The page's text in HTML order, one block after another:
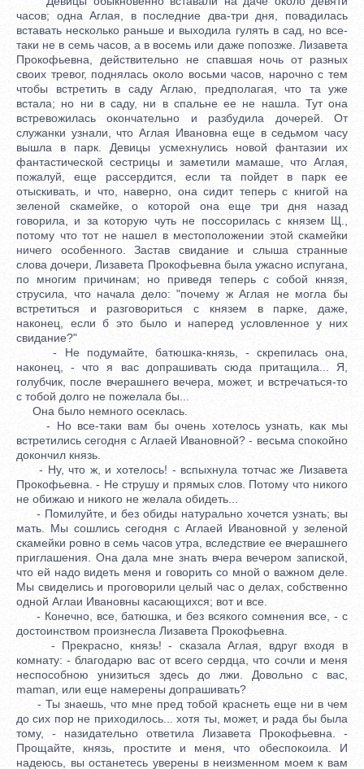
часов; одна Аглая, в последние два-три дня, повадилась
вставать несколько раньше и выходила гулять в сад, но все-
таки не в семь часов, а в восемь или даже попозже. Лизавета
Прокофьевна, действительно не спавшая ночь от разных
своих тревог, поднялась около восьми часов, нарочно с тем
чтобы встретить в саду Аглаю, предполагая, что та уже
встала; но ни в саду, ни в спальне ее не нашла. Тут она
встревожилась окончательно и разбудила дочерей. От
служанки узнали, что Аглая Ивановна еще в седьмом часу
вышла в парк. Девицы усмехнулись новой фантазии их
фантастической сестрицы и заметили мамаше, что Аглая,
пожалуй, еще рассердится, если та пойдет в парк ее
отыскивать, и что, наверно, она сидит теперь с книгой на
зеленой скамейке, о которой она еще три дня назад
говорила, и за которую чуть не поссорилась с князем Щ.,
потому что тот не нашел в местоположении этой скамейки
ничего особенного. Застав свидание и слыша странные
слова дочери, Лизавета Прокофьевна была ужасно испугана,
по многим причинам; но приведя теперь с собой князя,
струсила, что начала дело: "почему ж Аглая не могла бы
встретиться и разговориться с князем в парке, даже,
наконец, если б это было и наперед условленное у них
свидание?"
- Не подумайте, батюшка-князь, - скрепилась она,
наконец, - что я вас допрашивать сюда притащила... Я,
голубчик, после вчерашнего вечера, может, и встречаться-то
с тобой долго не пожелала бы...
Она было немного осеклась.
- Но все-таки вам бы очень хотелось узнать, как мы
встретились сегодня с Аглаей Ивановной? - весьма спокойно
докончил князь.
- Ну, что ж, и хотелось! - вспыхнула тотчас же Лизавета
Прокофьевна. - Не струшу и прямых слов. Потому что никого
не обижаю и никого не желала обидеть...
- Помилуйте, и без обиды натурально хочется узнать; вы
мать. Мы сошлись сегодня с Аглаей Ивановной у зеленой
скамейки ровно в семь часов утра, вследствие ее вчерашнего
приглашения. Она дала мне знать вчера вечером запиской,
что ей надо видеть меня и говорить со мной о важном деле.
Мы свиделись и проговорили целый час о делах, собственно
одной Аглаи Ивановны касающихся; вот и все.
- Конечно, все, батюшка, и без всякого сомнения все, - с
достоинством произнесла Лизавета Прокофьевна.
- Прекрасно, князь! - сказала Аглая, вдруг входя в
комнату: - благодарю вас от всего сердца, что сочли и меня
неспособною унизиться здесь до лжи. Довольно с вас,
maman, или еще намерены допрашивать?
- Ты знаешь, что мне пред тобой краснеть еще ни в чем
до сих пор не приходилось... хотя ты, может, и рада бы была
тому, - назидательно ответила Лизавета Прокофьевна. -
Прощайте, князь, простите и меня, что обеспокоила. И
надеюсь, вы останетесь уверены в неизменном моем к вам